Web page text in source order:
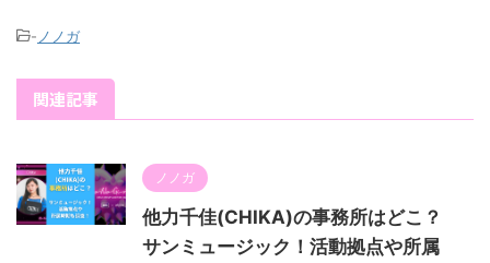
- ノノガ
関連記事
ノノガ
他力千佳(CHIKA)の事務所はどこ？
サンミュージック！活動拠点や所属